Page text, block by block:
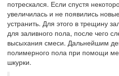
потрескался. Если спустя
увеличилась и не появились
устранить. Для этого в трещину
для заливного пола, после чего
высыхания смеси. Дальнейшим
полимерного пола при помощи
шкурки.